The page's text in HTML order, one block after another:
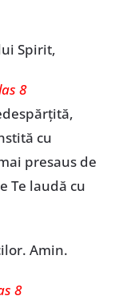
Spirit,
8
cu
presaus de
Te laudă cu
Amin.
8